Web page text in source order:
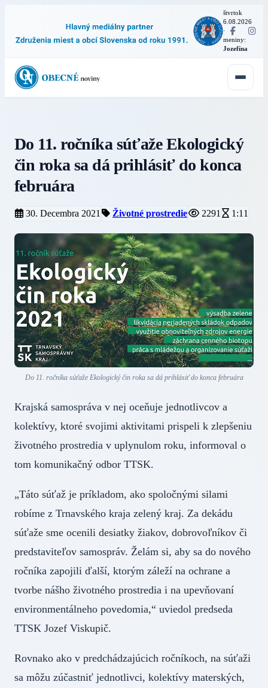
štvrtok
6.08.2026
·
meniny:
Jozefína
Do 11. ročníka súťaže Ekologický
čin roka sa dá prihlásiť do konca
februára
30. Decembra 2021 Životné prostredie 2291 1:11
Do 11. ročníka súťaže Ekologický čin roka sa dá prihlásiť do konca februára
Krajská samospráva v nej oceňuje jednotlivcov a
kolektívy, ktoré svojimi aktivitami prispeli k zlepšeniu
životného prostredia v uplynulom roku, informoval o
tom komunikačný odbor TTSK.
„Táto súťaž je príkladom, ako spoločnými silami
robíme z Trnavského kraja zelený kraj. Za dekádu
súťaže sme ocenili desiatky žiakov, dobrovoľníkov či
predstaviteľov samospráv. Želám si, aby sa do nového
ročníka zapojili ďalší, ktorým záleží na ochrane a
tvorbe nášho životného prostredia i na upevňovaní
environmentálneho povedomia,“ uviedol predseda
TTSK Jozef Viskupič.
Rovnako ako v predchádzajúcich ročníkoch, na súťaži
sa môžu zúčastniť jednotlivci, kolektívy materských,